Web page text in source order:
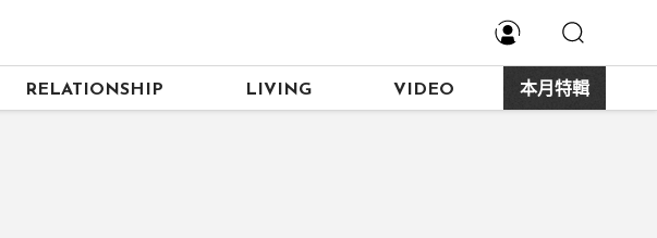
RELATIONSHIP LIVING VIDEO 本月特輯